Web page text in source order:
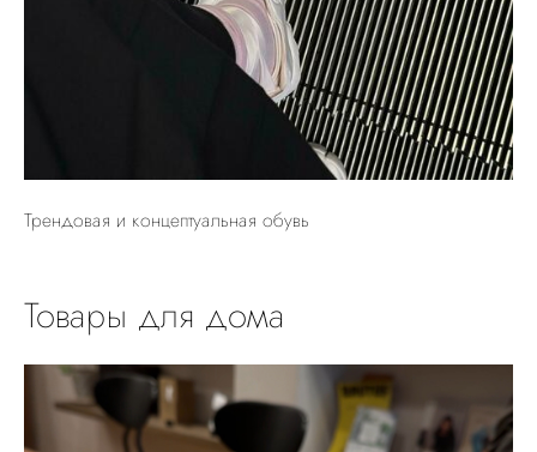
Трендовая и концептуальная обувь
Товары для дома